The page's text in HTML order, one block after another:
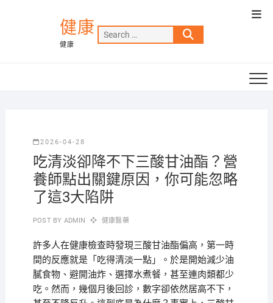
健康
健康
Search
…
2026-04-28
吃清淡卻降不下三酸甘油酯？營
養師點出關鍵原因，你可能忽略
了這3大陷阱
POST BY ADMIN 健康醫藥
許多人在健康檢查時發現三酸甘油酯偏高，第一時
間的反應就是「吃得清淡一點」。於是開始減少油
膩食物、避開油炸、選擇水煮餐，甚至連肉類都少
吃。然而，幾個月後回診，數字卻依然居高不下，